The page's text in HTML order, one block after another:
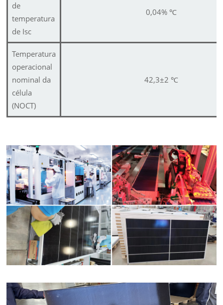
de
temperatura
de Isc
0,04% ℃
Temperatura
operacional
nominal da
célula
(NOCT)
42,3±2 ℃